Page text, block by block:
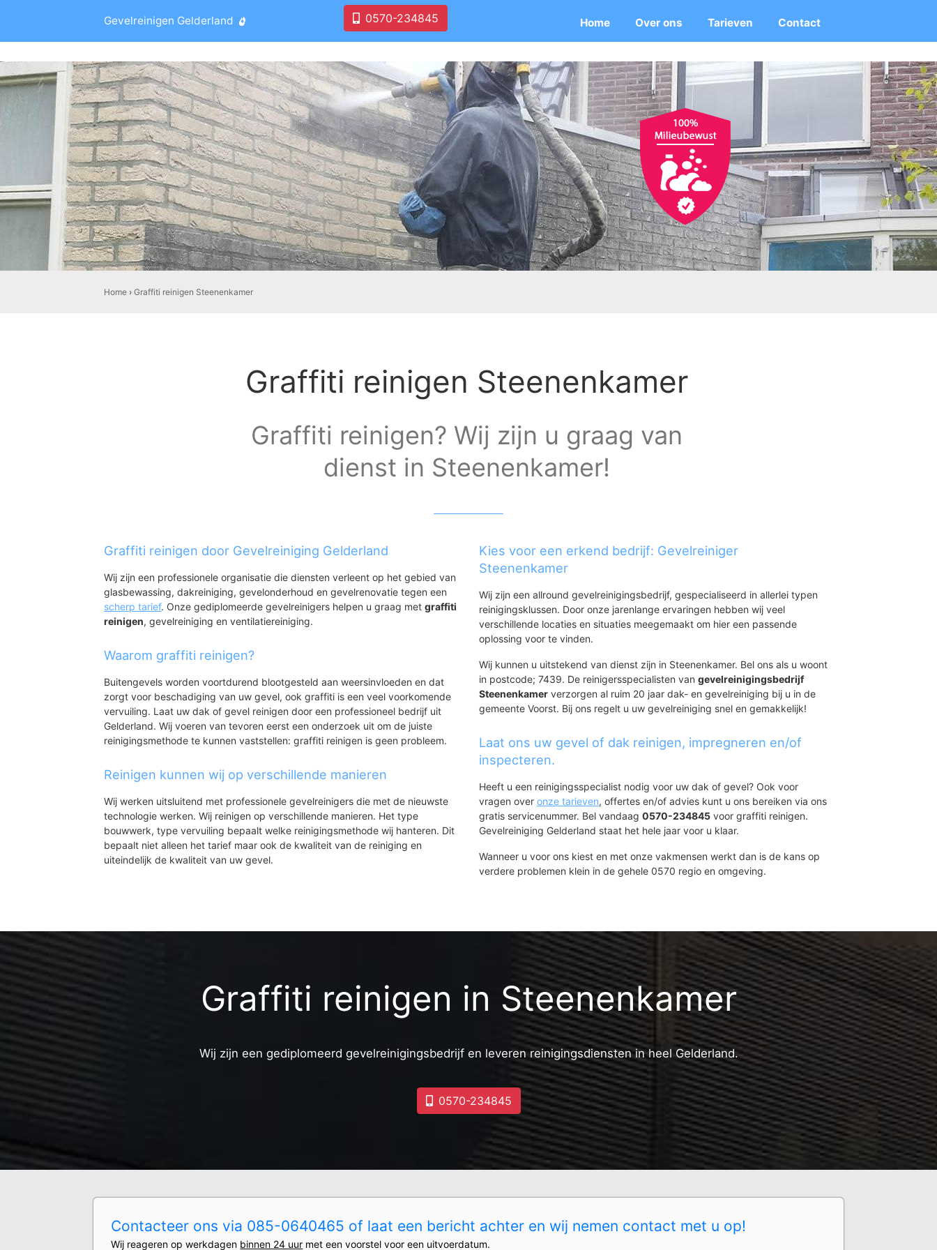
Gevelreinigen Gelderland 0570-234845 Home Over ons Tarieven Contact
Home ›Graffiti reinigen Steenenkamer
Graffiti reinigen Steenenkamer
Graffiti reinigen? Wij zijn u graag van
dienst in Steenenkamer!
Graffiti reinigen door Gevelreiniging Gelderland
Wij zijn een professionele organisatie die diensten verleent op het gebied van
glasbewassing, dakreiniging, gevelonderhoud en gevelrenovatie tegen een
scherp tarief. Onze gediplomeerde gevelreinigers helpen u graag metgraffiti
reinigen, gevelreiniging en ventilatiereiniging.
Waarom graffiti reinigen?
Buitengevels worden voortdurend blootgesteld aan weersinvloeden en dat
zorgt voor beschadiging van uw gevel, ook graffiti is een veel voorkomende
vervuiling. Laat uw dak of gevel reinigen door een professioneel bedrijf uit
Gelderland. Wij voeren van tevoren eerst een onderzoek uit om de juiste
reinigingsmethode te kunnen vaststellen: graffiti reinigen is geen probleem.
Reinigen kunnen wij op verschillende manieren
Wij werken uitsluitend met professionele gevelreinigers die met de nieuwste
technologie werken. Wij reinigen op verschillende manieren. Het type
bouwwerk, type vervuiling bepaalt welke reinigingsmethode wij hanteren. Dit
bepaalt niet alleen het tarief maar ook de kwaliteit van de reiniging en
uiteindelijk de kwaliteit van uw gevel.
Kies voor een erkend bedrijf: Gevelreiniger
Steenenkamer
Wij zijn een allround gevelreinigingsbedrijf, gespecialiseerd in allerlei typen
reinigingsklussen. Door onze jarenlange ervaringen hebben wij veel
verschillende locaties en situaties meegemaakt om hier een passende
oplossing voor te vinden.
Wij kunnen u uitstekend van dienst zijn in Steenenkamer. Bel ons als u woont
in postcode; 7439. De reinigersspecialisten van gevelreinigingsbedrijf
Steenenkamer verzorgen al ruim 20 jaar dak- en gevelreiniging bij u in de
gemeente Voorst. Bij ons regelt u uw gevelreiniging snel en gemakkelijk!
Laat ons uw gevel of dak reinigen, impregneren en/of
inspecteren.
Heeft u een reinigingsspecialist nodig voor uw dak of gevel? Ook voor
vragen over onze tarieven, offertes en/of advies kunt u ons bereiken via ons
gratis servicenummer. Bel vandaag 0570-234845 voor graffiti reinigen.
Gevelreiniging Gelderland staat het hele jaar voor u klaar.
Wanneer u voor ons kiest en met onze vakmensen werkt dan is de kans op
verdere problemen klein in de gehele 0570 regio en omgeving.
Graffiti reinigen in Steenenkamer
Wij zijn een gediplomeerd gevelreinigingsbedrijf en leveren reinigingsdiensten in heel Gelderland.
0570-234845
Contacteer ons via 085-0640465 of laat een bericht achter en wij nemen contact met u op!
Wij reageren op werkdagen binnen 24 uur met een voorstel voor een uitvoerdatum.